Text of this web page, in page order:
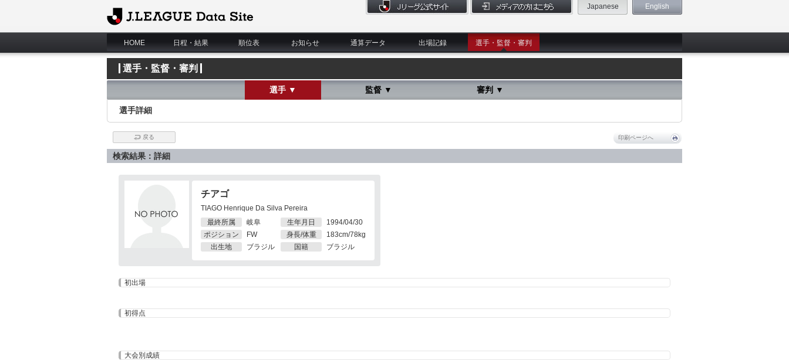
J.League Data Site
Japanese English
HOME 日程・結果 順位表 お知らせ 通算データ 出場記録 選手・監督・審判
選手・監督・審判
選手 ▼ 監督 ▼ 審判 ▼
選手詳細
戻る 印刷ページへ
検索結果：詳細
チアゴ
TIAGO Henrique Da Silva Pereira
最終所属
岐阜
ポジション
FW
出生地
ブラジル
生年月日
1994/04/30
身長/体重
183cm/78kg
国籍
ブラジル
初出場
初得点
大会別成績